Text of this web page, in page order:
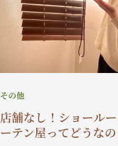
その他
店舗なし！ショール
ーテン屋ってどうなの